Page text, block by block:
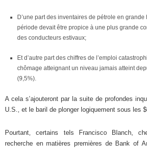
D’une part des inventaires de pétrole en
période devait être propice à une plus grande
des conducteurs estivaux;
Et d’autre part des chiffres de l’emploi
chômage atteignant un niveau jamais atteint
(9,5%).
A cela s’ajouteront par la suite de profondes
U.S., et le baril de plonger logiquement sous les
Pourtant, certains tels Francisco Blanch,
recherche en matières premières de Bank of